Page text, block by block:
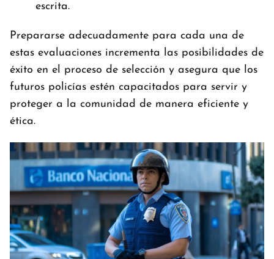
escrita.
Prepararse adecuadamente para cada una de
estas evaluaciones incrementa las posibilidades de
éxito en el proceso de selección y asegura que los
futuros policías estén capacitados para servir y
proteger a la comunidad de manera eficiente y
ética.